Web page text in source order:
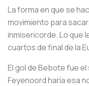
La forma en que se
movimiento para
inmisericorde. Lo que
cuartos de final de la
El gol de Bebote fue
Feyenoord haría esa